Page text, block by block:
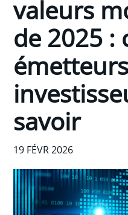
valeurs
de 2025 :
savoir
19 FÉVR 2026